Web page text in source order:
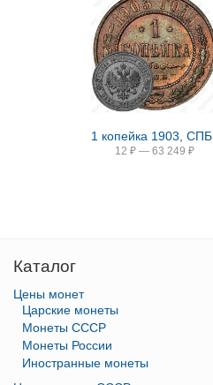
1 копейка 1903, СПБ
12 ₽ — 63 249 ₽
Каталог
Цены монет
Царские монеты
Монеты СССР
Монеты России
Иностранные монеты